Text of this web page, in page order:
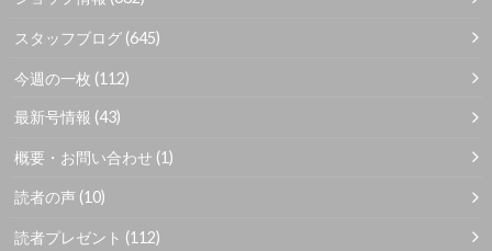
スタッフブログ (645)
今週の一枚 (112)
最新号情報 (43)
概要・お問い合わせ (1)
読者の声 (10)
読者プレゼント (112)